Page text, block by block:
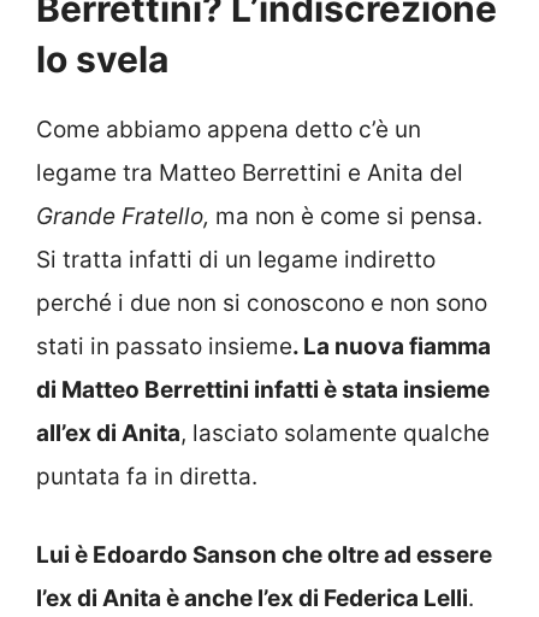
lo svela
Come abbiamo appena detto c’è un
legame tra Matteo Berrettini e Anita del
Grande Fratello, ma non è come si pensa.
Si tratta infatti di un legame indiretto
perché i due non si conoscono e non sono
stati in passato insieme. La nuova fiamma
di Matteo Berrettini infatti è stata insieme
all’ex di Anita, lasciato solamente qualche
puntata fa in diretta.
Lui è Edoardo Sanson che oltre ad essere
l’ex di Anita è anche l’ex di Federica Lelli.